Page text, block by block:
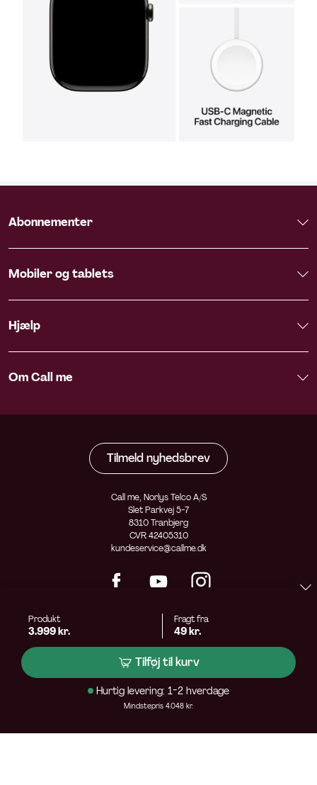
Produkt
3.999 kr.
Fragt fra
49 kr.
Tilføj til kurv
Hurtig levering: 1-2 hverdage
Mindstepris 4.048 kr.
Abonnementer
Mobiler og tablets
Hjælp
Om Call me
Tilmeld nyhedsbrev
Call me, Norlys Telco A/S
Slet Parkvej 5-7
8310 Tranbjerg
CVR 42405310
kundeservice@callme.dk